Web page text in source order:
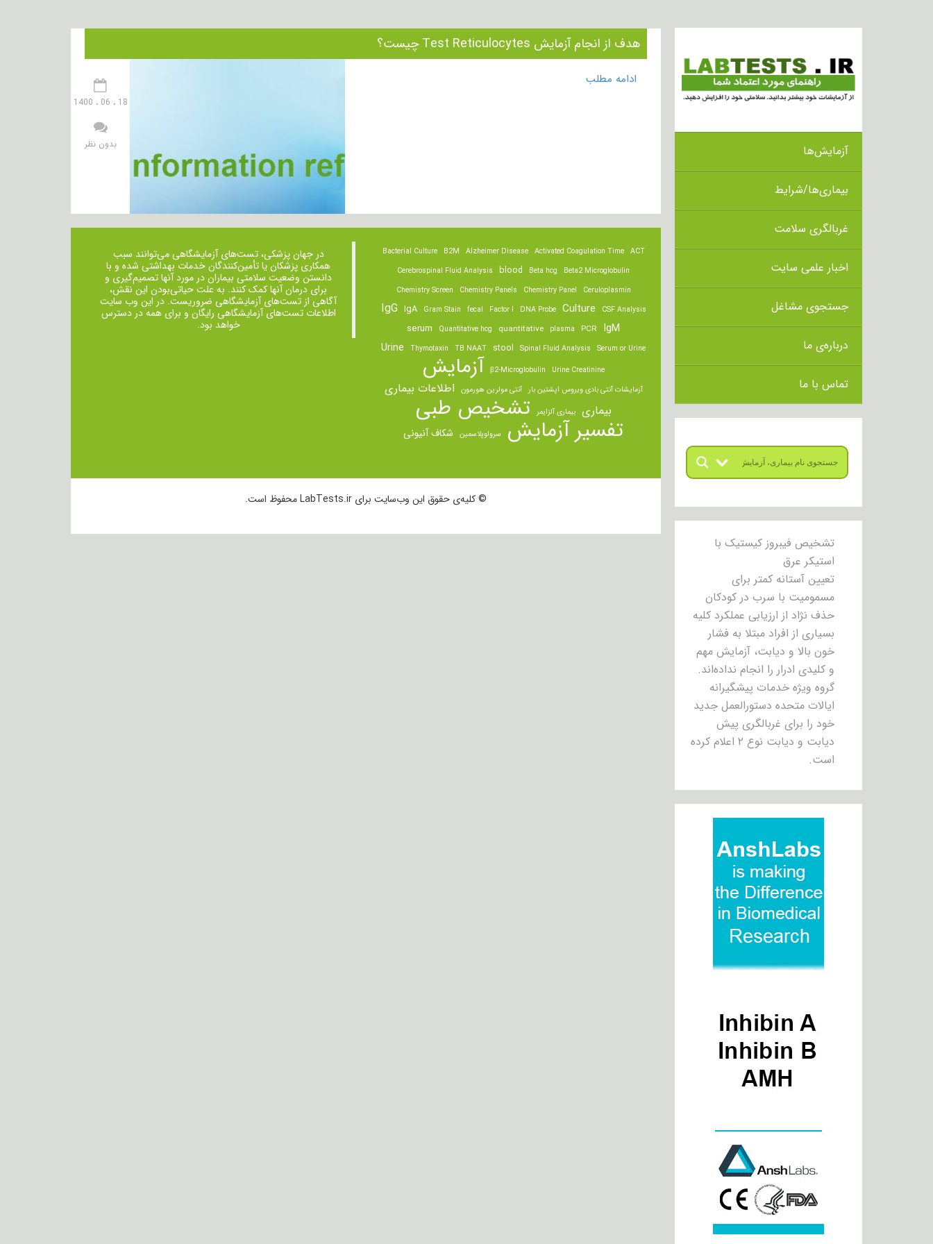
آزمایش‌ها
بیماری‌ها/شرایط
غربالگری سلامت
اخبار علمی سایت
جستجوی مشاغل
درباره‌ی ما
تماس با ما
تشخیص فیبروز کیستیک با
استیکر عرق
تعیین آستانه کمتر برای
مسمومیت با سرب در کودکان
حذف نژاد از ارزیابی عملکرد کلیه
بسیاری از افراد مبتلا به فشار
خون بالا و دیابت، آزمایش مهم
و کلیدی ادرار را انجام نداده‌اند.
گروه ویژه خدمات پیشگیرانه
ایالات متحده دستورالعمل جدید
خود را برای غربالگری پیش
دیابت و دیابت نوع ۲ اعلام کرده
است.
هدف از انجام آزمایش Test Reticulocytes چیست؟
18 ، 06 ، 1400
بدون نظر
ادامه مطلب
ACT
Activated Coagulation Time
Alzheimer Disease
B2M
Bacterial Culture
Beta2 Microglobulin
Beta hcg
blood
Cerebrospinal Fluid Analysis
Ceruloplasmin
Chemistry Panel
Chemistry Panels
Chemistry Screen
CSF Analysis
Culture
DNA Probe
Factor I
fecal
Gram Stain
IgA
IgG
IgM
PCR
plasma
quantitative
Quantitative hcg
serum
Serum or Urine
Spinal Fluid Analysis
stool
TB NAAT
Thymotaxin
Urine
Urine Creatinine
β2-Microglobulin آزمایش
آزمایشات آنتی بادی ویروس اپشتین بار آنتی مولرین هورمون اطلاعات بیماری
بیماری بیماری آلزایمر تشخیص طبی
تفسیر آزمایش سرولوپلاسمین شکاف آنیونی
در جهان پزشکی، تست‌های آزمایشگاهی می‌توانند سبب
همکاری پزشکان یا تأمین‌کنندگان خدمات بهداشتی شده و با
دانستن وضعیت سلامتی بیماران در مورد آنها تصمیم‌گیری و
برای درمان ‌آنها کمک کنند. به علت حیاتی‌بودن این نقش،
آگاهی از تست‌های آزمایشگاهی ضروریست. در این وب سایت
اطلاعات تست‌های آزمایشگاهی رایگان و برای همه در دسترس
خواهد بود.
© کلیه‌ی حقوق این وب‌سایت برای LabTests.ir محفوظ است.